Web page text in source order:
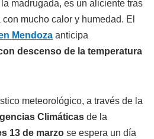
madrugada, es un aliciente tras
mucho calor y humedad. El
Mendoza anticipa
descenso de la temperatura
meteorológico, a través de la
Climáticas de la
13 de marzo se espera un día